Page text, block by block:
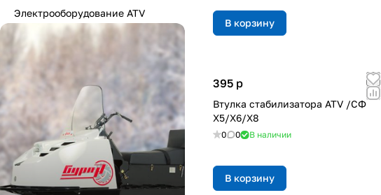
В корзину
395 p
Втулка стабилизатора ATV /СФ
X5/X6/X8
0 0 В наличии
В корзину
Электрооборудование ATV